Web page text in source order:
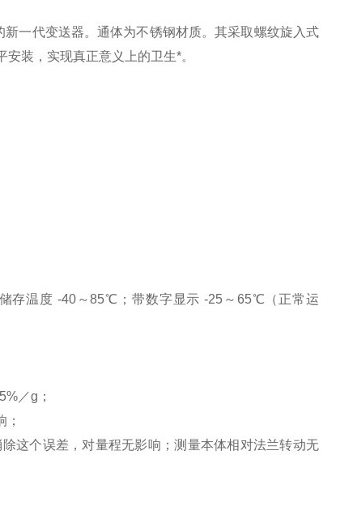
一代变送器。通体为不锈钢材质。其采取螺纹旋入式
装，实现真正意义上的卫生*。
存温度 -40～85℃；带数字显示 -25～65℃（正常运
／g；
这个误差，对量程无影响；测量本体相对法兰转动无